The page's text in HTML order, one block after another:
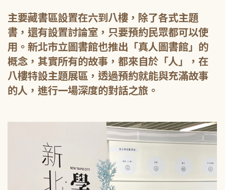
主要藏書區設置在六到八樓，除了各式主題
書，還有設置討論室，只要預約民眾都可以使
用。新北市立圖書館也推出「真人圖書館」的
概念，其實所有的故事，都來自於「人」，在
八樓特設主題展區，透過預約就能與充滿故事
的人，進行一場深度的對話之旅。